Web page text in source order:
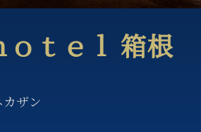
ｏｔｅｌ 箱根
ザン